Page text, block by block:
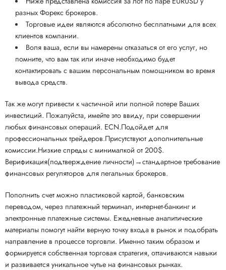
разных Форекс брокеров.
Торговые идеи являются абсолютно бесплатными для всех
клиентов компании.
Воля ваша, если вы намерены отказаться от его услуг, но
помните, что вам так или иначе необходимо будет
контактировать с вашим персональным помощником во время
вывода средств.
Так же могут привести к частичной или полной потере Ваших
инвестиций. Пожалуйста, имейте это ввиду, при совершении
любых финансовых операций. ECN.Подойдет для
профессиональных трейдеров.Присутствуют дополнительные
комиссии.Низкие спреды с минималкой от 200$.
Верификация(подтверждение личности)→стандартное требование
финансовых регуляторов для легальных брокеров.
Пополнить счет можно пластиковой картой, банковским
переводом, через платежный терминал, интернет-банкинг и
электронные платежные системы. Ежедневные аналитические
материалы помогут найти верную точку входа в рынок и подобрать
направление в процессе торговли. Именно таким образом и
формируется собственная торговая стратегия, оттачиваются навыки
и развивается уникальное чутье на финансовых рынках.